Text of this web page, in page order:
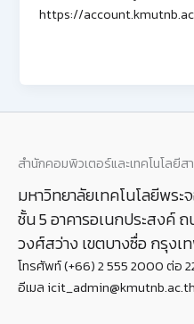
https://
สำนักคอมพิวเตอร์และเทคโนโลยี
มหาวิทยาลัยเทคโนโลยีพระ
ชั้น 5 อาคารอเนกประสงค์ ถ
วงศ์สว่าง เขตบางซื่อ กรุง
โทรศัพท์ (+66) 2 555 2000 ต่อ
อีเมล icit_admin@kmutnb.ac.th